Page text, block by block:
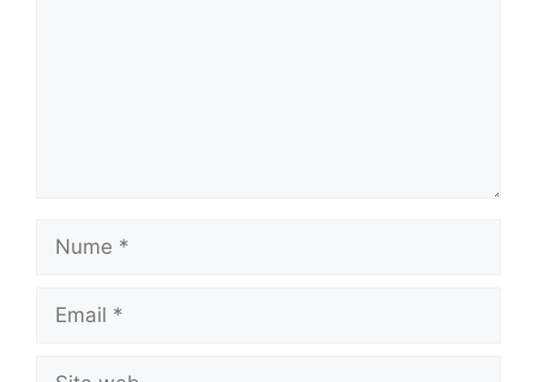
Nume
Email
Site